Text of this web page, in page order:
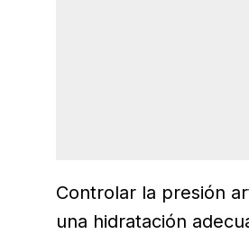
Controlar la presión
una hidratación